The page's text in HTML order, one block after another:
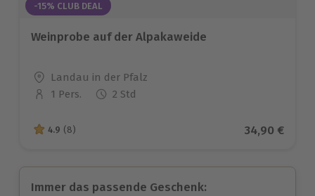
-15% CLUB DEAL
Weinprobe auf der Alpakaweide
Standort
Landau in der Pfalz
Anzahl der Teilnehmer
1 Pers. 2 Std
4.9 von 5 Sternen basierend auf 8 Bewertungen
4.9 (8) Aktueller
34,90 €
Immer das passende Geschenk: